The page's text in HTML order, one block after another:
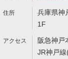
兵庫県神
1F
阪急神戸
JR神戸